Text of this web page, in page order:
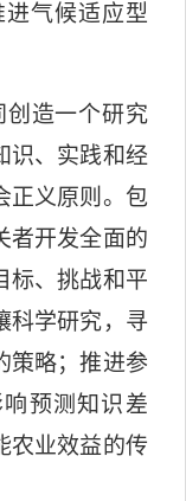
气候适应型
创造一个研究
识、实践和经
正义原则。包
者开发全面的
标、挑战和平
科学研究，寻
策略；推进参
预测知识差
农业效益的传